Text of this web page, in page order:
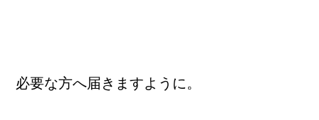
必要な方へ届きますように。